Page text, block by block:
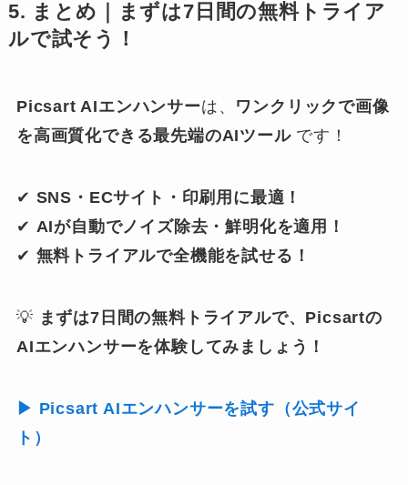
5. まとめ｜まずは7日間の無料トライア
ルで試そう！
Picsart AIエンハンサーは、 ワンクリックで画像
を高画質化できる最先端のAIツールです！
✔ SNS・ECサイト・印刷用に最適！
✔ AIが自動でノイズ除去・鮮明化を適用！
✔ 無料トライアルで全機能を試せる！
💡 まずは7日間の無料トライアルで、Picsartの
AIエンハンサーを体験してみましょう！
▶ Picsart AIエンハンサーを試す（公式サイ
ト）